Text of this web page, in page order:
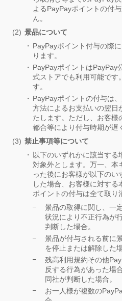
よるPayPayポイントの付
ん。
景品について
PayPayポイント付与の際
ります。
PayPayポイントはPayPay
式ストアでも利用可能です
す。
PayPayポイントの付与は
方法によるお支払いの翌日
たします。ただし、お客様
都合等により付与時期が遅
禁止事項等について
以下のいずれかに該当する
対象外とします。万一、本
った後にお客様が以下のい
した場合、お客様に対す
ポイントの付与は全て取り
景品の取得に関し、一
状況により不正行為が
判断した場合。
景品が付与される前に
を停止または解除した場
残高利用規約その他
反する行為があった場
同社が判断した場合。
お一人様が複数の